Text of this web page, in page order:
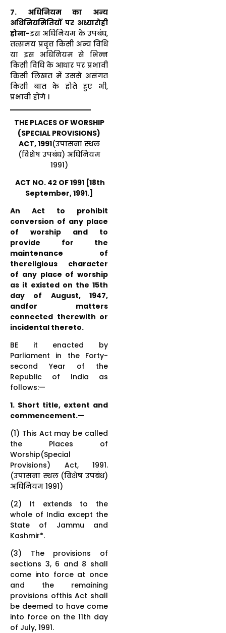
7. अधिनियम का अन्य
अधिनियमितियों पर अध्यारोही
होना-इस अधिनियम के उपबंध,
तत्समय प्रवृत्त किसी अन्य विधि
या इस अधिनियम से भिन्न
किसी विधि के आधार पर प्रभावी
किसी लिखत में उससे असंगत
किसी बात के होते हुए भी,
प्रभावी होंगे ।
THE PLACES OF WORSHIP
(SPECIAL PROVISIONS)
ACT, 1991(उपासना स्थल
(विशेष उपबंध) अधिनियम
1991)
ACT NO. 42 OF 1991 [18th
September, 1991.]
An Act to prohibit
conversion of any place
of worship and to
provide for the
maintenance of
thereligious character
of any place of worship
as it existed on the 15th
day of August, 1947,
andfor matters
connected therewith or
incidental thereto.
BE it enacted by
Parliament in the Forty-
second Year of the
Republic of India as
follows:—
1. Short title, extent and
commencement.—
(1) This Act may be called
the Places of
Worship(Special
Provisions) Act, 1991.
(उपासना स्थल (विशेष उपबंध)
अधिनियम 1991)
(2) It extends to the
whole of India except the
State of Jammu and
Kashmir*.
(3) The provisions of
sections 3, 6 and 8 shall
come into force at once
and the remaining
provisions ofthis Act shall
be deemed to have come
into force on the 11th day
of July, 1991.